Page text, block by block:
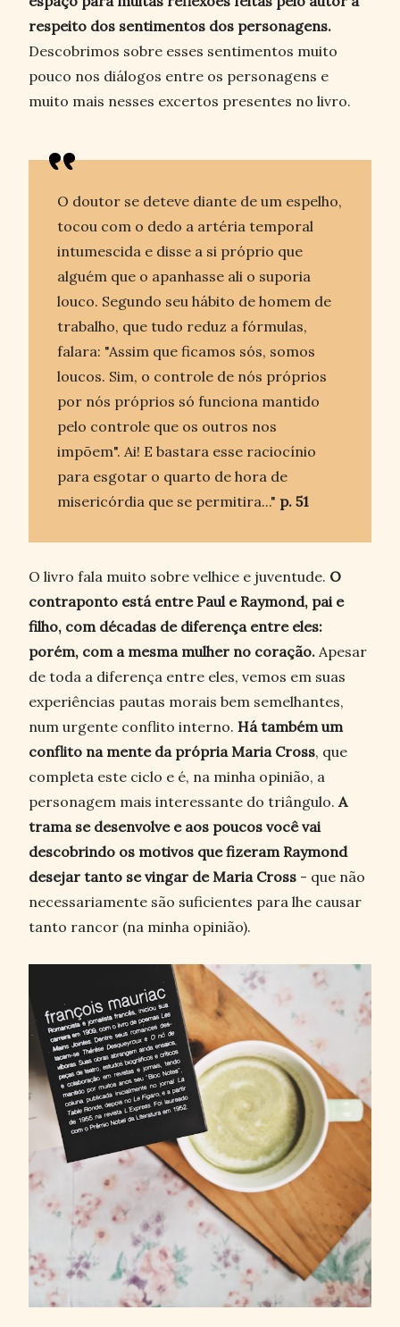
respeito dos sentimentos dos personagens.
Descobrimos sobre esses sentimentos muito
pouco nos diálogos entre os personagens e
muito mais nesses excertos presentes no livro.
O doutor se deteve diante de um espelho,
tocou com o dedo a artéria temporal
intumescida e disse a si próprio que
alguém que o apanhasse ali o suporia
louco. Segundo seu hábito de homem de
trabalho, que tudo reduz a fórmulas,
falara: "Assim que ficamos sós, somos
loucos. Sim, o controle de nós próprios
por nós próprios só funciona mantido
pelo controle que os outros nos
impõem". Ai! E bastara esse raciocínio
para esgotar o quarto de hora de
misericórdia que se permitira..." p. 51
O livro fala muito sobre velhice e juventude. O
contraponto está entre Paul e Raymond, pai e
filho, com décadas de diferença entre eles:
porém, com a mesma mulher no coração. Apesar
de toda a diferença entre eles, vemos em suas
experiências pautas morais bem semelhantes,
num urgente conflito interno. Há também um
conflito na mente da própria Maria Cross, que
completa este ciclo e é, na minha opinião, a
personagem mais interessante do triângulo. A
trama se desenvolve e aos poucos você vai
descobrindo os motivos que fizeram Raymond
desejar tanto se vingar de Maria Cross - que não
necessariamente são suficientes para lhe causar
tanto rancor (na minha opinião).